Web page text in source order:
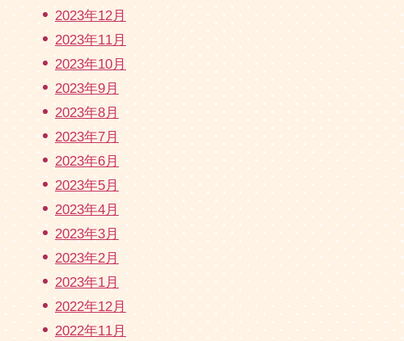
2023年12月
2023年11月
2023年10月
2023年9月
2023年8月
2023年7月
2023年6月
2023年5月
2023年4月
2023年3月
2023年2月
2023年1月
2022年12月
2022年11月